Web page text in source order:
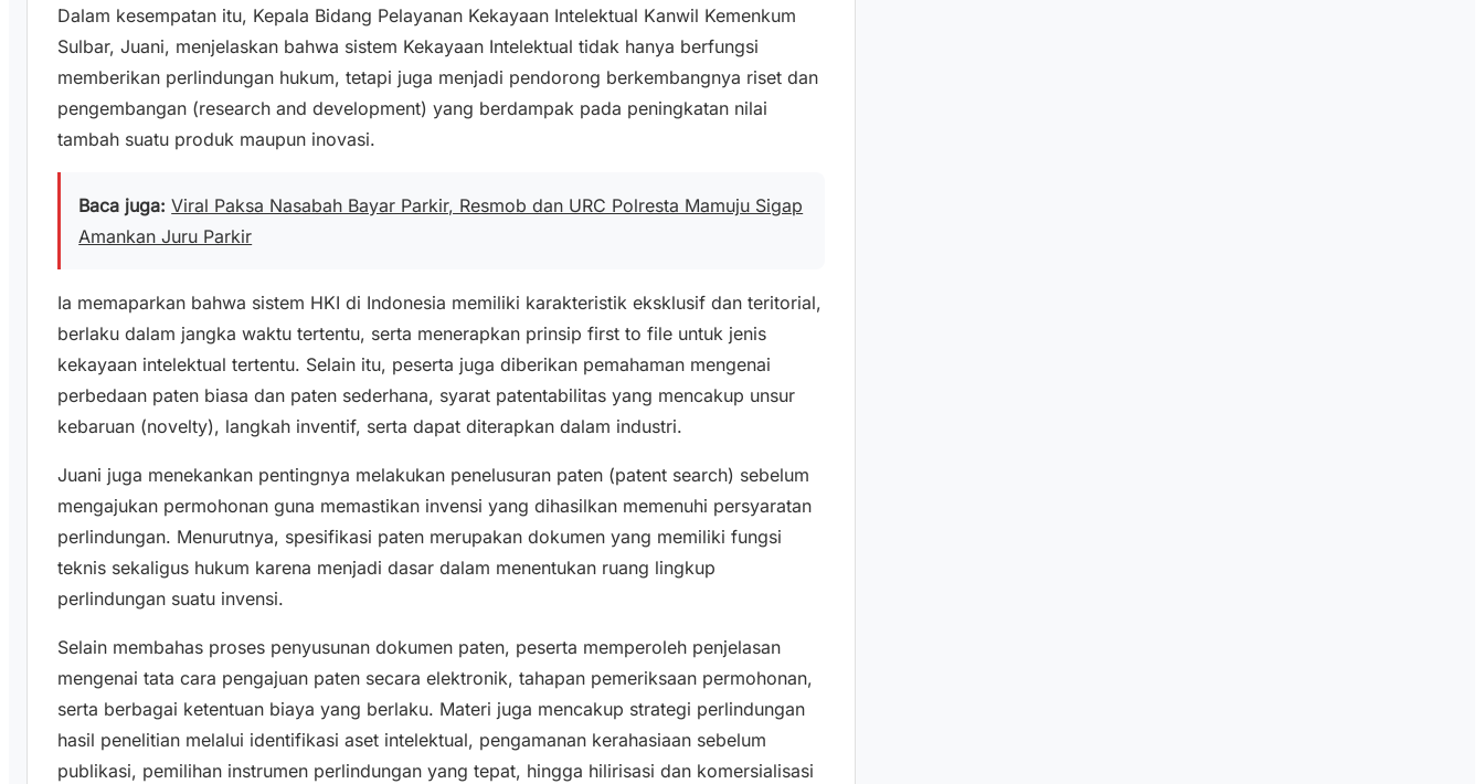
Dalam kesempatan itu, Kepala Bidang Pelayanan Kekayaan Intelektual Kanwil Kemenkum
Sulbar, Juani, menjelaskan bahwa sistem Kekayaan Intelektual tidak hanya berfungsi
memberikan perlindungan hukum, tetapi juga menjadi pendorong berkembangnya riset dan
pengembangan (research and development) yang berdampak pada peningkatan nilai
tambah suatu produk maupun inovasi.
Baca juga: Viral Paksa Nasabah Bayar Parkir, Resmob dan URC Polresta Mamuju Sigap
Amankan Juru Parkir
Ia memaparkan bahwa sistem HKI di Indonesia memiliki karakteristik eksklusif dan teritorial,
berlaku dalam jangka waktu tertentu, serta menerapkan prinsip first to file untuk jenis
kekayaan intelektual tertentu. Selain itu, peserta juga diberikan pemahaman mengenai
perbedaan paten biasa dan paten sederhana, syarat patentabilitas yang mencakup unsur
kebaruan (novelty), langkah inventif, serta dapat diterapkan dalam industri.
Juani juga menekankan pentingnya melakukan penelusuran paten (patent search) sebelum
mengajukan permohonan guna memastikan invensi yang dihasilkan memenuhi persyaratan
perlindungan. Menurutnya, spesifikasi paten merupakan dokumen yang memiliki fungsi
teknis sekaligus hukum karena menjadi dasar dalam menentukan ruang lingkup
perlindungan suatu invensi.
Selain membahas proses penyusunan dokumen paten, peserta memperoleh penjelasan
mengenai tata cara pengajuan paten secara elektronik, tahapan pemeriksaan permohonan,
serta berbagai ketentuan biaya yang berlaku. Materi juga mencakup strategi perlindungan
hasil penelitian melalui identifikasi aset intelektual, pengamanan kerahasiaan sebelum
publikasi, pemilihan instrumen perlindungan yang tepat, hingga hilirisasi dan komersialisasi